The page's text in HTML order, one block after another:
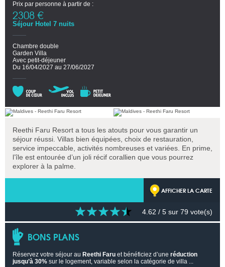
Prix par personne à partir de :
2308 €
Séjour Hotel 7 nuits
Chambre double
Garden Villa
Avec petit-déjeuner
Du 16/04/2027 au 27/06/2027
Reethi Faru Resort a tous les atouts pour vous garantir un
séjour réussi. Villas bien équipées, choix de restauration,
service impeccable, activités nombreuses et variées. En prime,
l’île est entourée d’un joli récif corallien que vous pourrez
explorer à la palme.
AFFICHER LA CARTE
4.62 / 5 sur 79 vote(s)
BONS PLANS
Réservez votre séjour au Reethi Faru et bénéficiez d’une réduction
jusqu’à 30% sur le logement, variable selon la catégorie de villa ...